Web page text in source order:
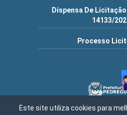
Dispensa De
14133/
Processo
Este site utiliza cookies para